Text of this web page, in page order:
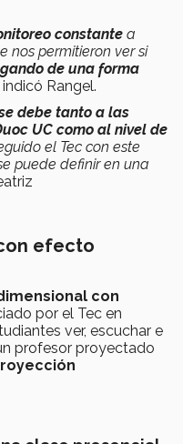
constante a
nos permitieron ver si
de una forma
indicó Rangel.
debe tanto a las
UC como al nivel de
el Tec con este
puede definir en una
efecto
con
por el Tec en
ver, escuchar e
profesor proyectado